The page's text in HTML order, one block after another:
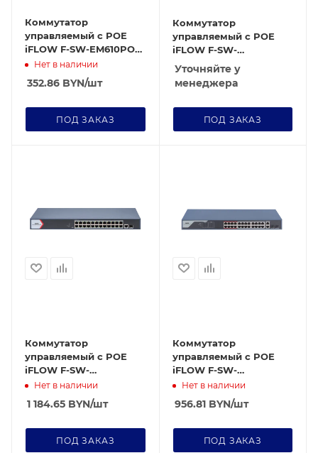
Коммутатор
управляемый c POE
iFLOW F-SW-EM610POE-
VMНет в наличии
352.86 BYN/шт
ПОД ЗАКАЗ
Коммутатор
управляемый c POE
iFLOW F-SW-
EM626POE-VM/L
Уточняйте у
менеджера
ПОД ЗАКАЗ
Коммутатор
управляемый c POE
iFLOW F-SW-
EM626POE-VM
Нет в наличии
1 184.65 BYN/шт
ПОД ЗАКАЗ
Коммутатор
управляемый c POE
iFLOW F-SW-
EM426POE-VM
Нет в наличии
956.81BYN/шт
ПОД ЗАКАЗ